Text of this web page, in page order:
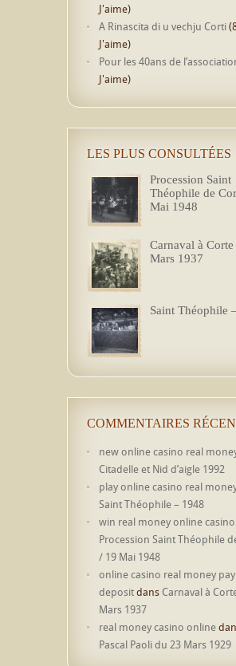
J'aime)
A Rinascita di u vechju Corti
J'aime)
Pour les 40ans de
J'aime)
LES PLUS CONSULTÉES
Procession Saint
Théophile de
Mai 1948
Carnaval à Corte
Mars 1937
Saint Théophile
COMMENTAIRES
new online casino real
Citadelle et Nid d’aigle 1992
play online casino real
Saint Théophile – 1948
win real money online casino
Procession Saint Théophile
/ 19 Mai 1948
online casino real money
depositdans Carnaval à
Mars 1937
real money casino online
Pascal Paoli du 23 Mars 1929